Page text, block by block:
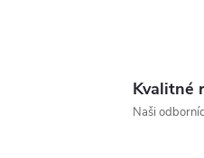
Kvalitné
Naši